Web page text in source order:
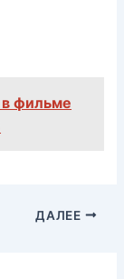
в фильме
ДАЛЕЕ